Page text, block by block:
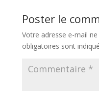
Poster le
Votre adresse e-mail
obligatoires sont